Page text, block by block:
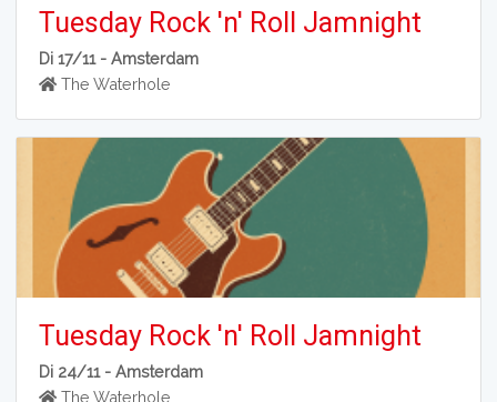
Tuesday Rock 'n' Roll Jamnight
Di 17/11 -Amsterdam
The Waterhole
Tuesday Rock 'n' Roll Jamnight
Di 24/11 -Amsterdam
The Waterhole